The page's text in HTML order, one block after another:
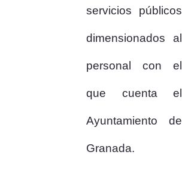
servicios públicos
dimensionados al
personal con el
que cuenta el
Ayuntamiento de
Granada.